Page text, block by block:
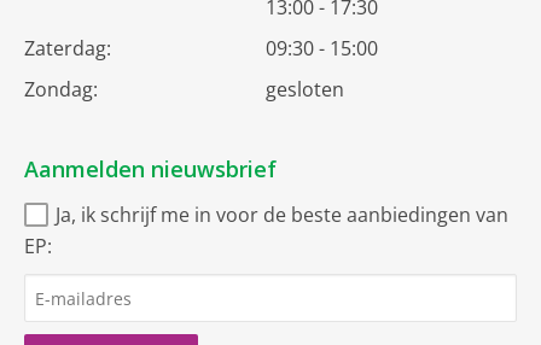
13:00 - 17:30
Zaterdag:
09:30 - 15:00
Zondag:
gesloten
Aanmelden nieuwsbrief
Ja, ik schrijf me in voor de beste aanbiedingen van
EP: